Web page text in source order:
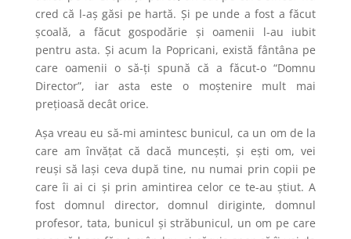
cred că l-aș găsi pe hartă. Și pe unde a fost a făcut
școală, a făcut gospodărie și oamenii l-au iubit
pentru asta. Și acum la Popricani, există fântâna pe
care oamenii o să-ți spună că a făcut-o “Domnu
Director”, iar asta este o moștenire mult mai
prețioasă decât orice.
Așa vreau eu să-mi amintesc bunicul, ca un om de la
care am învățat că dacă muncești, și ești om, vei
reuși să lași ceva după tine, nu numai prin copii pe
care îi ai ci și prin amintirea celor ce te-au știut. A
fost domnul director, domnul diriginte, domnul
profesor, tata, bunicul și străbunicul, un om pe care